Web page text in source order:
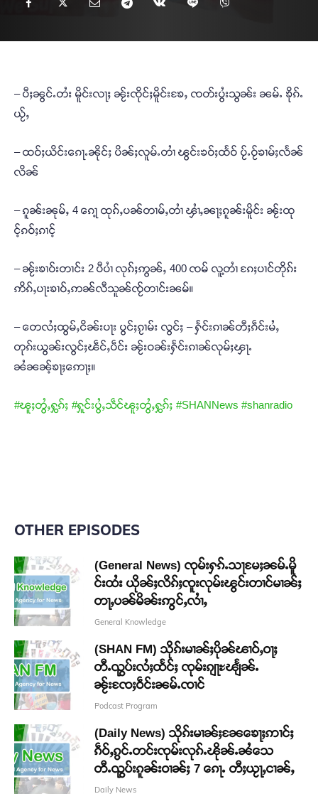
– ပီႈၼွင်ႉတႆး မိူင်းလႃႈ ၼႂ်းၸိုင်ႈမိူင်းၶႄႇ ၸတ်းပွႆးသွၼ်း ၼမ်ႉ ၶိုၵ်ႉ
ယႂ်ႇ
– ထဝ်ႈယိင်းၵေႃႉၼိုင်ႈ ပိၼ်ႈလူမ်ႉတၢႆ ၽွင်းၶဝ်ႈထႅဝ် ပႂ်ႉဝႂ်ၶၢမ်ႈလႅၼ်
လိၼ်
– ၵူၼ်းၼုမ်ႇ 4 ၵေႃ့ ထုၵ်ႇပၼ်တၢမ်ႇတၢႆ ၾၢႆႇၼႃႈၵူၼ်းမိူင်း ၼႂ်းထု
င့်ၵဝ်ႈၵၢင့်
– ၼႂ်းၶၢဝ်းတၢင်း 2 ပီပၢႆ လုၵ်ႈဢွၼ်ႇ 400 ၸမ် လူ့တၢႆ ၵႄႈပၢင်တိုၵ်း
ဢိၵ်ႇပႃးၶၢဝ်ႇဢၼ်လီသူၼ်ၸႂ်တၢင်းၼမ်။
– တေလႆႈထွမ်ႇငိၼ်းပႃး ပွင်ႈၵႂၢမ်း လွင်ႈ – ႁႅင်းၵၢၼ်တီႈၵဵင်းမႆႇ
တုၵ်းယွၼ်းလွင်ႈၽဵင်ႇပဵင်း ၼႂ်းဝၼ်းႁႅင်းၵၢၼ်လုမ်ႈၾႃႉ
ၼႆၼၼ့်ၶႃႈဢေႃႈ။
#ၽူႈတွႆႇႁွၵ်ႈ #ႁူင်းပွႆႇသဵင်ၽူႈတွႆႇႁွၵ်ႈ #SHANNews #shanradio
OTHER EPISODES
(General News) ၸုမ်းႁၵ်ႉသႃမႄႈၼမ်ႉမိူ
င်းထႆး ယိုၼ်ႈလိၵ်ႈၸူးလုမ်းၽွင်းတၢင်မၢၼ်ႈ
တႃႇပၼ်မိၼ်းဢွင်ႇလၢႆႇ
General Knowledge
(SHAN FM) သိုၵ်းမၢၼ်ႈပိုၼ်ၽၢဝ်ႇဝႃႈ
တီႉၺွပ်းလႆႈထႅင်ႈ ၸုမ်းၵျႃႊၽျႅၼ်ႉ
ၼႂ်းၸႄႈဝဵင်းၼမ်ႉၸၢင်
Podcast Program
(Daily News) သိုၵ်းမၢၼ်ႈၼႄၶေႃႈဢၢင်ႈ
ၵဵဝ်ႇၵွင်ႉတင်းၸုမ်းလုၵ်ႉၽိုၼ်ႉၼႆသေ
တီႉၺွပ်းၵူၼ်းဝၢၼ်ႈ 7 ၵေႃႉ တီႈယႂႃႇငၢၼ်ႇ
Daily News